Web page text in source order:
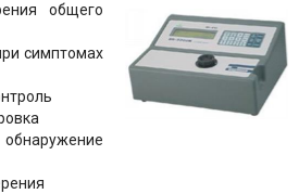
общего
симптомах